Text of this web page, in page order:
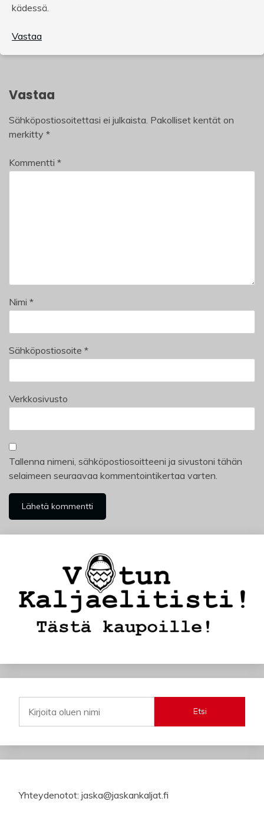
kädessä.
Vastaa
Vastaa
Sähköpostiosoitettasi ei julkaista. Pakolliset kentät on
merkitty *
Kommentti *
Nimi *
Sähköpostiosoite *
Verkkosivusto
Tallenna nimeni, sähköpostiosoitteeni ja sivustoni tähän
selaimeen seuraavaa kommentointikertaa varten.
Etsi
Yhteydenotot: jaska@jaskankaljat.fi